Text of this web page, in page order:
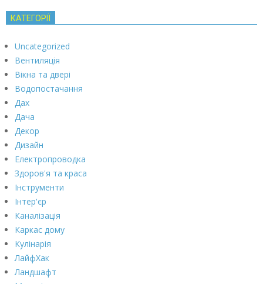
КАТЕГОРІЇ
Uncategorized
Вентиляція
Вікна та двері
Водопостачання
Дах
Дача
Декор
Дизайн
Електропроводка
Здоров'я та краса
Інструменти
Інтер'єр
Каналізація
Каркас дому
Кулінарія
ЛайфХак
Ландшафт